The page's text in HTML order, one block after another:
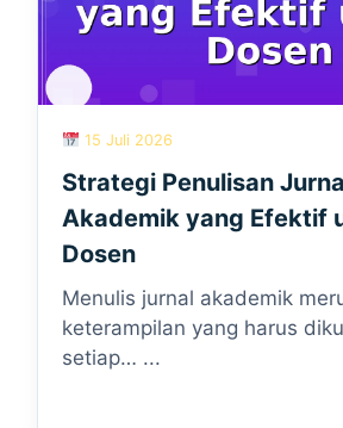
15 Juli 2026
Strategi Penulisan
Akademik yang Efektif
Dosen
Menulis jurnal akademik
keterampilan yang harus
setiap… ...